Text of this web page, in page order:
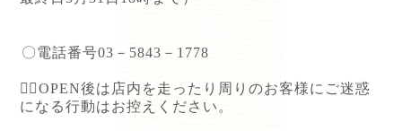
〇電話番号03 － 5843 － 1778
💁‍♀️OPEN後は店内を走ったり周りのお客様にご迷惑
になる行動はお控えください。